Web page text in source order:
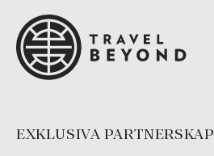
EXKLUSIVA PARTNERSKAP